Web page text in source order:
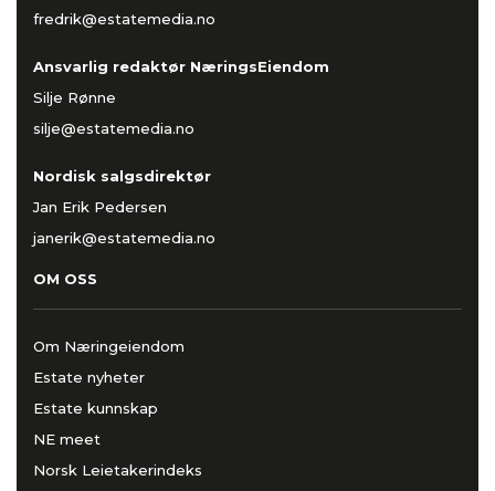
fredrik@estatemedia.no
Ansvarlig redaktør NæringsEiendom
Silje Rønne
silje@estatemedia.no
Nordisk salgsdirektør
Jan Erik Pedersen
janerik@estatemedia.no
OM OSS
Om Næringeiendom
Estate nyheter
Estate kunnskap
NE meet
Norsk Leietakerindeks